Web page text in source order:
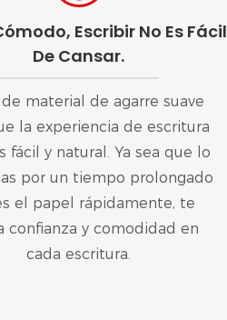
Escribir No Es Fácil
De Cansar.
material de agarre suave
la experiencia de escritura
fácil y natural. Ya sea que lo
por un tiempo prolongado
el papel rápidamente, te
confianza y comodidad en
cada escritura.